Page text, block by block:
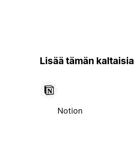
Lisää tämän kaltaisia
Notion